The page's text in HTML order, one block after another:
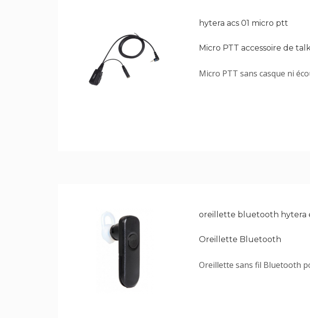
hytera acs 01 micro ptt
Micro PTT accessoire de
Micro PTT sans casque ni
oreillette bluetooth hytera
Oreillette Bluetooth
Oreillette sans fil Bluetooth